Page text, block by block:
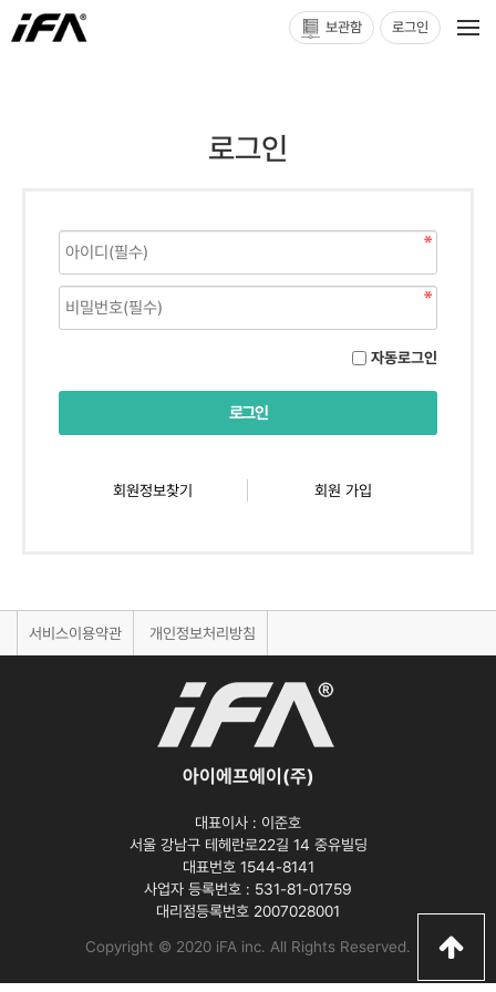
보관함 로그인
로그인
자동로그인
회원정보찾기 회원 가입
서비스이용약관 개인정보처리방침
아이에프에이(주)
대표이사 : 이준호
서울 강남구 테헤란로22길 14 중유빌딩
대표번호 1544-8141
사업자 등록번호 : 531-81-01759
대리점등록번호 2007028001
Copyright © 2020 iFA inc. All Rights Reserved.